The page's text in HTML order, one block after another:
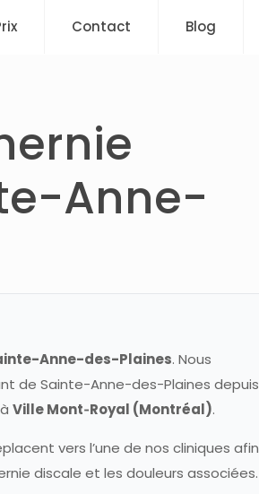
Contact Blog
Anne-
Anne-des-Plaines. Nous
de Sainte-Anne-des-Plaines depuis
Ville Mont‑Royal (Montréal).
vers l’une de nos cliniques afin
discale et les douleurs associées.